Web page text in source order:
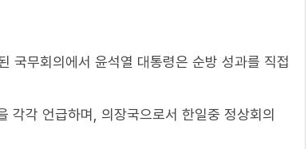
국무회의에서 윤석열 대통령은 순방 성과를 직접
각각 언급하며, 의장국으로서 한일중 정상회의